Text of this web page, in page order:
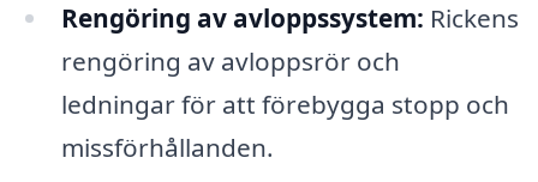
Rengöring av avloppssystem: Rickens
rengöring av avloppsrör och
ledningar för att förebygga stopp och
missförhållanden.